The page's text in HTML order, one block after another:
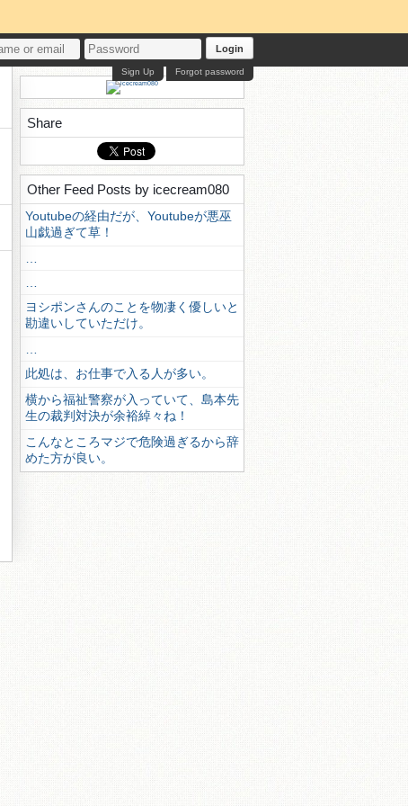
Login
Forgot password
Sign Up
Share
Other Feed Posts by icecream080
Youtubeの経由だが、Youtubeが悪巫
山戯過ぎて草！
ヨシポンさんのことを物凄く優しいと
勘違いしていただけ。
此処は、お仕事で入る人が多い。
横から福祉警察が入っていて、島本先
生の裁判対決が余裕綽々ね！
こんなところマジで危険過ぎるから辞
めた方が良い。